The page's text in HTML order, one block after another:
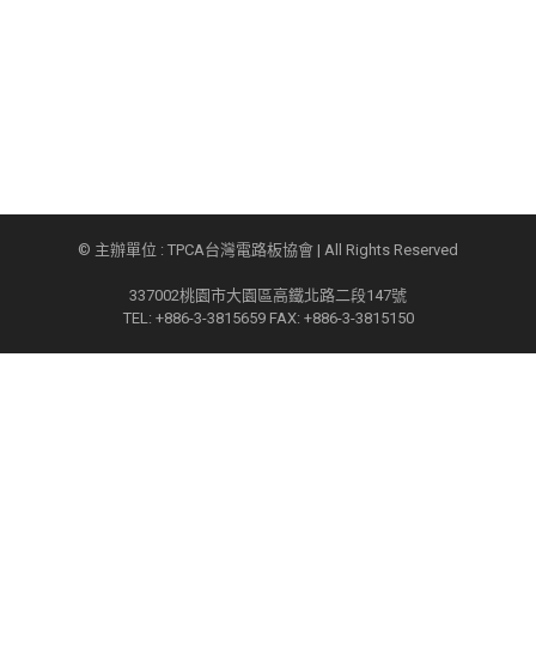
© 主辦單位 : TPCA台灣電路板協會 | All Rights Reserved
337002桃園市大園區高鐵北路二段147號
TEL: +886-3-3815659 FAX: +886-3-3815150